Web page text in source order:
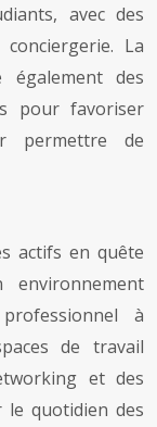
avec des
La
également des
pour favoriser
permettre de
actifs en quête
à
de travail
et des
le quotidien des